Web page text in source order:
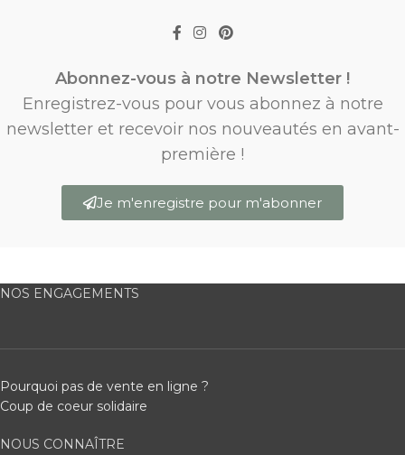
Abonnez-vous à notre Newsletter !
Enregistrez-vous pour vous abonnez à notre
newsletter et recevoir nos nouveautés en avant-
première !
Je m'enregistre pour m'abonner
NOS ENGAGEMENTS
Pourquoi pas de vente en ligne ?
Coup de coeur solidaire
NOUS CONNAÎTRE